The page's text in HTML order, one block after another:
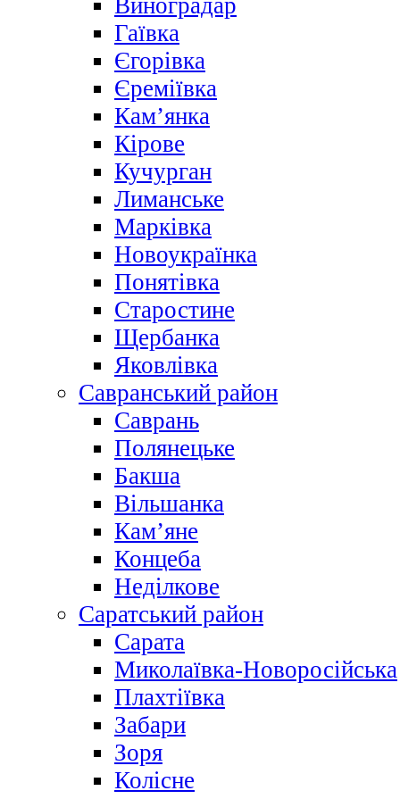
Виноградар
Гаївка
Єгорівка
Єреміївка
Кам’янка
Кірове
Кучурган
Лиманське
Марківка
Новоукраїнка
Понятівка
Старостине
Щербанка
Яковлівка
Савранський район
Саврань
Полянецьке
Бакша
Вільшанка
Кам’яне
Концеба
Неділкове
Саратський район
Сарата
Миколаївка-Новоросійська
Плахтіївка
Забари
Зоря
Колісне